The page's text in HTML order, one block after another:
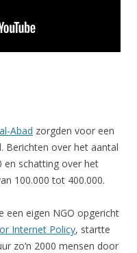
Abad zorgden voor een
Berichten over het aantal
en schatting over het
100.000 tot 400.000.
een eigen NGO opgericht
Internet Policy, startte
zo’n 2000 mensen door